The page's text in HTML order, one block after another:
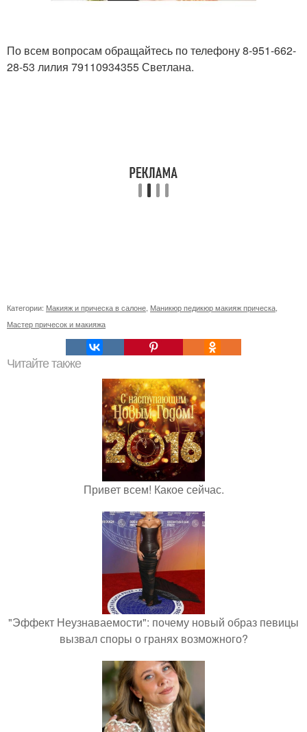
По всем вопросам обращайтесь по телефону 8-951-662-
28-53 лилия 79110934355 Светлана.
Категории: Макияж и прическа в салоне Маникюр педикюр макияж прическа
Мастер причесок и макияжа
Читайте также
Привет всем! Какое сейчас.
"Эффект Неузнаваемости": почему новый образ певицы
вызвал споры о гранях возможного?